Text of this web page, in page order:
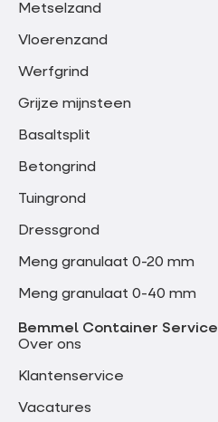
Metselzand
Vloerenzand
Werfgrind
Grijze mijnsteen
Basaltsplit
Betongrind
Tuingrond
Dressgrond
Meng granulaat 0-20 mm
Meng granulaat 0-40 mm
Bemmel Container Service
Over ons
Klantenservice
Vacatures